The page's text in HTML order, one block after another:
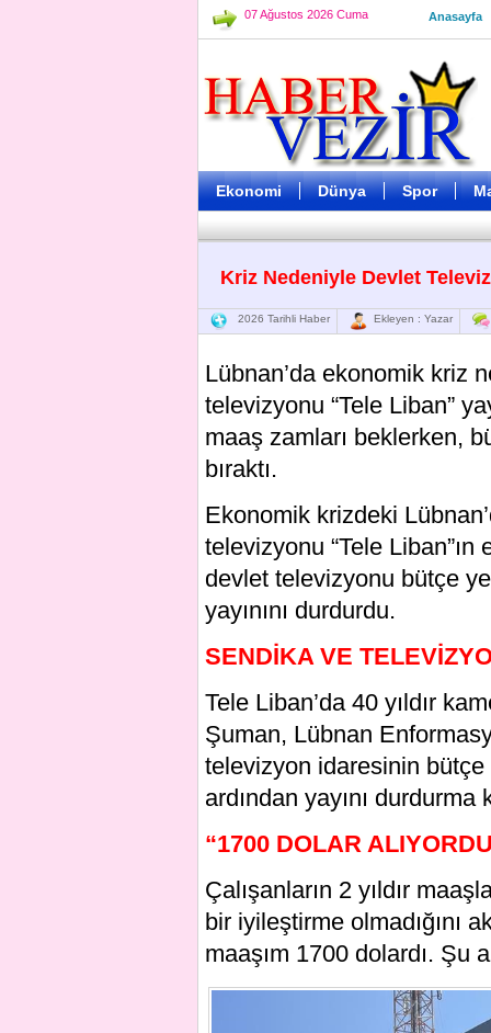
07 Ağustos 2026 Cuma Anasayfa
Ekonomi Dünya Spor
Kriz Nedeniyle Devlet
2026 Tarihli Haber Ekleyen : Yazar
Lübnan’da ekonomik kriz
televizyonu “Tele Liban”
maaş zamları beklerken,
bıraktı.
Ekonomik krizdeki
televizyonu “Tele Liban”ın
devlet televizyonu bütçe
yayınını durdurdu.
SENDİKA VE
Tele Liban’da 40 yıldır
Şuman, Lübnan
televizyon idaresinin bütçe
ardından yayını durdurma
“1700 DOLAR
Çalışanların 2 yıldır
bir iyileştirme olmadığını
maaşım 1700 dolardı. Şu